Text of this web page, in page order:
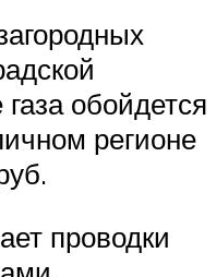
обойдется
регионе
проводки